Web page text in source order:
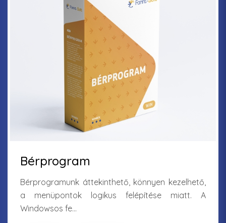
Bérprogram
Bérprogramunk áttekinthető, könnyen kezelhető,
a menüpontok logikus felépítése miatt. A
Windowsos fe...